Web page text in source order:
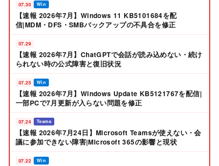
07.30 Win
【速報 2026年7月】Windows 11 KB5101684を配
信|MDM・DFS・SMBバックアップの不具合を修正
07.29
【速報 2026年7月】ChatGPTで会話が読み込めない・続け
られない時の公式障害と復旧状況
07.25 Win
【速報 2026年7月】Windows Update KB5121767を配信|
一部PCで7月更新が入らない問題を修正
07.24 Teams
【速報 2026年7月24日】Microsoft Teamsが使えない・会
議に参加できない障害|Microsoft 365の影響と現状
07.22 Win